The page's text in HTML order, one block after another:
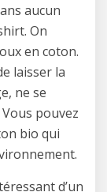
aucun
On
en coton.
laisser la
ne se
pouvez
bio qui
d’un